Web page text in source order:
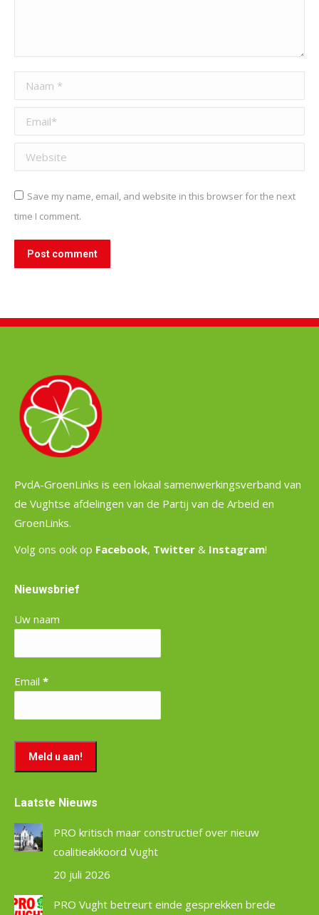
Naam *
Email *
Website
Save my name, email, and website in this browser for the next
time I comment.
Post comment
PvdA-GroenLinks is een lokaal samenwerkingsverband van
de Vughtse afdelingen van de Partij van de Arbeid en
GroenLinks.
Volg ons ook op Facebook, Twitter & Instagram!
Nieuwsbrief
Uw naam
Email *
Laatste Nieuws
PRO kritisch maar constructief over nieuw
coalitieakkoord Vught
20 juli 2026
PRO Vught betreurt einde gesprekken brede